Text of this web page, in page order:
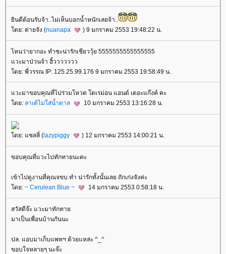
ินดีต้อนรับจ้า..ไม่เห็นบอกน้ำหนักเลยจ้า..
ดย: ต่ายจัง (nuanapa ) 9 มกราคม 2553 19:48:22 น.
ไหนว่ายากอะ ทำซะน่ารักเชียววุ้ย 5555555555555555
วะมาป่วนจ้า ฮิ้ววววววว
ดย: พี่วรรณ IP: 125.25.99.176 9 มกราคม 2553 19:58:49 น.
วะมาขอบคุณที่ไปร่วมโหวต โดเรม่อน แอนด์ เดอะแก๊งค์ คะ
ดย: ลาเต้ไม่ใส่น้ำตาล 10 มกราคม 2553 13:16:28 น.
ดย: แซลลี่ (lazypiggy ) 12 มกราคม 2553 14:00:21 น.
ขอบคุณที่แวะไปทักทายนะคะ
เข้าไปดูงานที่คุณจขบ.ทำ น่ารักทั้งนั้นเลย ถักเก่งจังค่ะ
ดย: ~ Cerulean Blue ~ 14 มกราคม 2553 0:58:18 น.
สวัสดีจ๊ะ แวะมาทักทา
มาเป็นเพื่อนบ้านกันนะ
ปล. แอบมาเก็บแพทฯ ด้วยแหล่ะ ^_^
ขอบใจหลายๆ นะจ๊ะ